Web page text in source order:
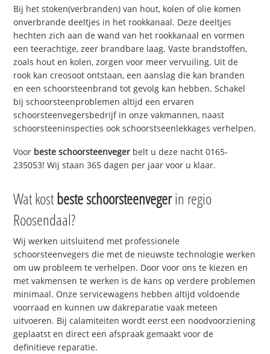
Bij het stoken(verbranden) van hout, kolen of olie komen
onverbrande deeltjes in het rookkanaal. Deze deeltjes
hechten zich aan de wand van het rookkanaal en vormen
een teerachtige, zeer brandbare laag. Vaste brandstoffen,
zoals hout en kolen, zorgen voor meer vervuiling. Uit de
rook kan creosoot ontstaan, een aanslag die kan branden
en een schoorsteenbrand tot gevolg kan hebben. Schakel
bij schoorsteenproblemen altijd een ervaren
schoorsteenvegersbedrijf in onze vakmannen, naast
schoorsteeninspecties ook schoorstseenlekkages verhelpen.
Voor beste schoorsteenveger belt u deze nacht 0165-
235053! Wij staan 365 dagen per jaar voor u klaar.
Wat kostbeste schoorsteenvegerin regio
Roosendaal?
Wij werken uitsluitend met professionele
schoorsteenvegers die met de nieuwste technologie werken
om uw probleem te verhelpen. Door voor ons te kiezen en
met vakmensen te werken is de kans op verdere problemen
minimaal. Onze servicewagens hebben altijd voldoende
voorraad en kunnen uw dakreparatie vaak meteen
uitvoeren. Bij calamiteiten wordt eerst een noodvoorziening
geplaatst en direct een afspraak gemaakt voor de
definitieve reparatie.